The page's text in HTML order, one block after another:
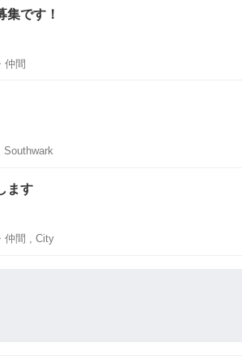
集です！
仲間
Southwark
ます
仲間 , City